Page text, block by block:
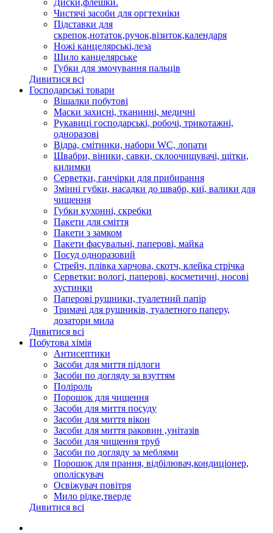
Диски,флешки.
Чистячі засоби для оргтехніки
Підставки для
скрепок,нотаток,ручок,візиток,календаря
Ножі канцелярські,леза
Шило канцелярське
Губки для змочування пальців
Дивитися всі
Господарські товари
Вішалки побутові
Маски захисні, тканинні, медичні
Рукавиці господарські, робочі, трикотажні,
одноразові
Відра, смітники, набори WC, лопати
Швабри, віники, савки, склоочищувачі, щітки,
килимки
Серветки, ганчірки для прибирання
Змінні губки, насадки до швабр, киї, валики для
чищення
Губки кухонні, скребки
Пакети для сміття
Пакети з замком
Пакети фасувальні, паперові, майка
Посуд одноразовий
Стрейч, плівка харчова, скотч, клейка стрічка
Серветки: вологі, паперові, косметичні, носові
хустинки
Паперові рушники, туалетний папір
Тримачі для рушників, туалетного паперу,
дозатори мила
Дивитися всі
Побутова хімія
Антисептики
Засоби для миття підлоги
Засоби по догляду за взуттям
Поліроль
Порошок для чищення
Засоби для миття посуду
Засоби для миття вікон
Засоби для миття раковин ,унітазів
Засоби для чищення труб
Засоби по догляду за меблями
Порошок для прання, відбілювач,кондиціонер,
ополіскувач
Освіжувач повітря
Мило рідке,тверде
Дивитися всі